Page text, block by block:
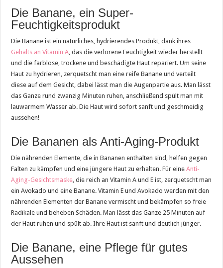
Die Banane, ein Super-
Feuchtigkeitsprodukt
Die Banane ist ein natürliches, hydrierendes Produkt, dank ihres
Gehalts an Vitamin A, das die verlorene Feuchtigkeit wieder herstellt
und die farblose, trockene und beschädigte Haut repariert. Um seine
Haut zu hydrieren, zerquetscht man eine reife Banane und verteilt
diese auf dem Gesicht, dabei lässt man die Augenpartie aus. Man lässt
das Ganze rund zwanzig Minuten ruhen, anschließend spült man mit
lauwarmem Wasser ab. Die Haut wird sofort sanft und geschmeidig
aussehen!
Die Bananen als Anti-Aging-Produkt
Die nährenden Elemente, die in Bananen enthalten sind, helfen gegen
Falten zu kämpfen und eine jüngere Haut zu erhalten. Für eineAnti-
Aging-Gesichtsmaske, die reich an Vitamin A und E ist, zerquetscht man
ein Avokado und eine Banane. Vitamin E und Avokado werden mit den
nährenden Elementen der Banane vermischt und bekämpfen so freie
Radikale und beheben Schäden. Man lässt das Ganze 25 Minuten auf
der Haut ruhen und spült ab. Ihre Haut ist sanft und deutlich jünger.
Die Banane, eine Pflege für gutes
Aussehen